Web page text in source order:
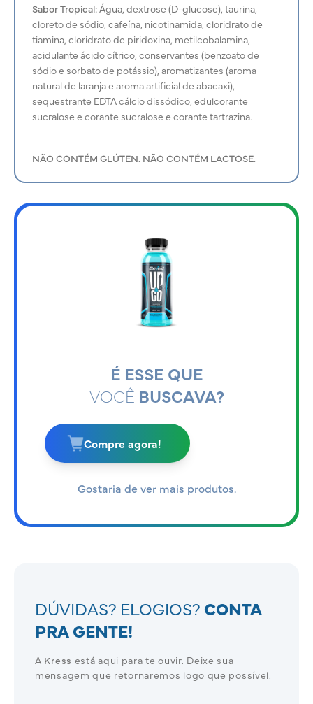
Sabor Tropical:Água, dextrose (D-glucose), taurina,
cloreto de sódio, cafeína, nicotinamida, cloridrato de
tiamina, cloridrato de piridoxina, metilcobalamina,
acidulante ácido cítrico, conservantes (benzoato de
sódio e sorbato de potássio), aromatizantes (aroma
natural de laranja e aroma artificial de abacaxi),
sequestrante EDTA cálcio dissódico, edulcorante
sucralose e corante sucralose e corante tartrazina.
NÃO CONTÉM GLÚTEN. NÃO CONTÉM LACTOSE.
É ESSE QUE
VOCÊ BUSCAVA?
Compre agora!
Gostaria de ver mais produtos.
DÚVIDAS? ELOGIOS? CONTA
PRA GENTE!
A Kress está aqui para te ouvir. Deixe sua
mensagem que retornaremos logo que possível.